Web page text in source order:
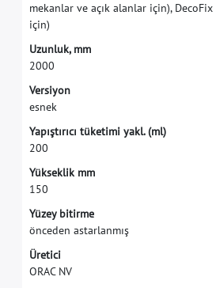
mekanlar ve açık alanlar için), DecoFix
için)
Uzunluk, mm
2000
Versiyon
esnek
Yapıştırıcı tüketimi yakl. (ml)
200
Yükseklik mm
150
Yüzey bitirme
önceden astarlanmış
Üretici
ORAC NV